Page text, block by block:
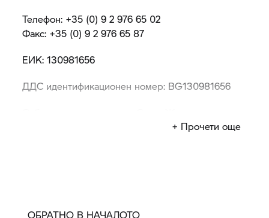
Телефон: +35 (0) 9 2 976 65 02
Факс: +35 (0) 9 2 976 65 87
ЕИК: 130981656
ДДС идентификационен номер: BG130981656
+ Прочети още
ОБРАТНО В НАЧАЛОТО